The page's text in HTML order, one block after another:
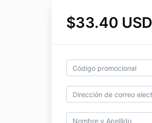
$33.40 USD